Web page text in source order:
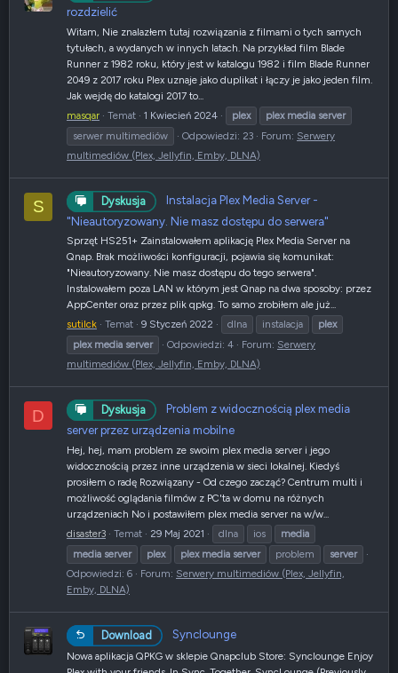
rozdzielić
Witam, Nie znalazłem tutaj rozwiązania z filmami o tych samych
tytułach, a wydanych w innych latach. Na przykład film Blade
Runner z 1982 roku, który jest w katalogu 1982 i film Blade Runner
2049 z 2017 roku Plex uznaje jako duplikat i łączy je jako jeden film.
Jak wejdę do katalogi 2017 to...
masqar
Temat 1 Kwiecień 2024 plex plex media server
serwer multimediów
Odpowiedzi: 23 Forum: Serwery
multimediów (Plex, Jellyfin, Emby, DLNA)
S Dyskusja
Instalacja Plex Media Server -
"Nieautoryzowany. Nie masz dostępu do serwera"
Sprzęt HS251+ Zainstalowałem aplikację Plex Media Server na
Qnap. Brak możliwości konfiguracji, pojawia się komunikat:
"Nieautoryzowany. Nie masz dostępu do tego serwera".
Instalowałem poza LAN w którym jest Qnap na dwa sposoby: przez
AppCenter oraz przez plik qpkg. To samo zrobiłem ale już...
sutilck
Temat 9 Styczeń 2022 dlna instalacja
plex
plex media server Odpowiedzi: 4 Forum: Serwery
multimediów (Plex, Jellyfin, Emby, DLNA)
D Dyskusja
Problem z widocznością plex media
server przez urządzenia mobilne
Hej, hej, mam problem ze swoim plex media server i jego
widocznością przez inne urządzenia w sieci lokalnej. Kiedyś
prosiłem o radę Rozwiązany - Od czego zacząć? Centrum multi i
możliwość oglądania filmów z PC'ta w domu na różnych
urządzeniach No i postawiłem plex media server na w/w...
disaster3
Temat 29 Maj 2021 dlna ios
media
media server plex plex media server problem
server
Odpowiedzi: 6
Forum: Serwery multimediów (Plex, Jellyfin,
Emby, DLNA)
Download Synclounge
Nowa aplikacja QPKG w sklepie Qnapclub Store: Synclounge Enjoy